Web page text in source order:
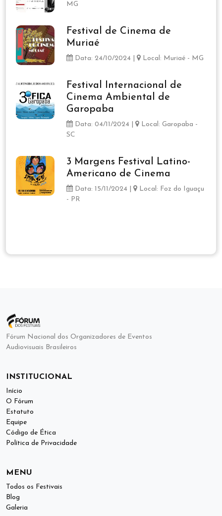
MG
Festival de Cinema de
Muriaé
Data: 24/10/2024 | Local: Muriaé - MG
Festival Internacional de
Cinema Ambiental de
Garopaba
Data: 04/11/2024 |
Local: Garopaba -
SC
3 Margens Festival Latino-
Americano de Cinema
Data: 15/11/2024 |
Local: Foz do Iguaçu
- PR
Fórum Nacional dos Organizadores de Eventos
Audiovisuais Brasileiros
INSTITUCIONAL
Início
O Fórum
Estatuto
Equipe
Código de Ética
Política de Privacidade
MENU
Todos os Festivais
Blog
Galeria